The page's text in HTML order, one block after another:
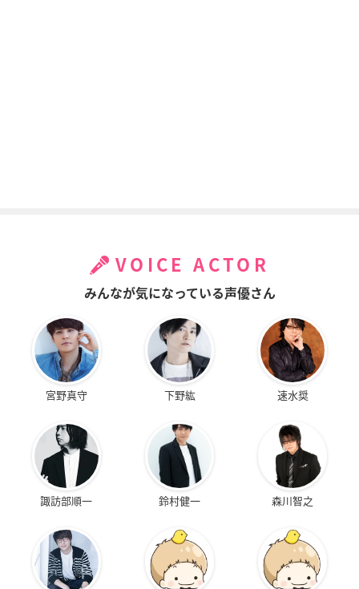
VOICE ACTOR
みんなが気になっている声優さん
宮野真守 下野紘 速水奨
諏訪部順一 鈴村健一 森川智之